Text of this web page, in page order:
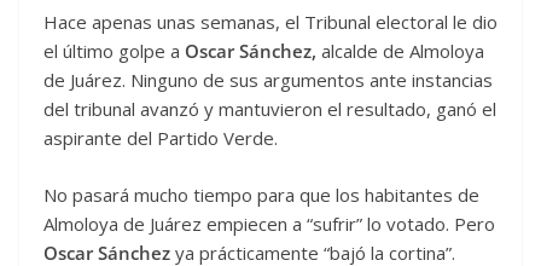
Hace apenas unas semanas, el Tribunal electoral le dio
el último golpe a Oscar Sánchez, alcalde de Almoloya
de Juárez. Ninguno de sus argumentos ante instancias
del tribunal avanzó y mantuvieron el resultado, ganó el
aspirante del Partido Verde.
No pasará mucho tiempo para que los habitantes de
Almoloya de Juárez empiecen a “sufrir” lo votado. Pero
Oscar Sánchez ya prácticamente “bajó la cortina”.